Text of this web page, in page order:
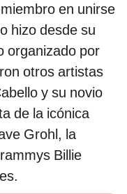
en unirse
hizo desde su
organizado por
otros artistas
y su novio
de la icónica
Grohl, la
Billie